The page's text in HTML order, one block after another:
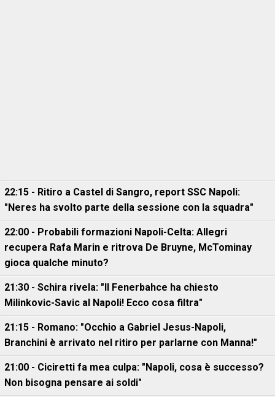
22:15 - Ritiro a Castel di Sangro, report SSC Napoli:
"Neres ha svolto parte della sessione con la squadra"
22:00 - Probabili formazioni Napoli-Celta: Allegri
recupera Rafa Marin e ritrova De Bruyne, McTominay
gioca qualche minuto?
21:30 - Schira rivela: "Il Fenerbahce ha chiesto
Milinkovic-Savic al Napoli! Ecco cosa filtra"
21:15 - Romano: "Occhio a Gabriel Jesus-Napoli,
Branchini è arrivato nel ritiro per parlarne con Manna!"
21:00 - Ciciretti fa mea culpa: "Napoli, cosa è successo?
Non bisogna pensare ai soldi"